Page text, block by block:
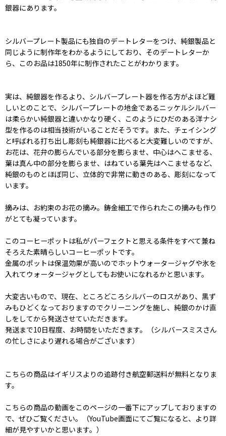
銀器にあります。
シルバープレート製品にも独自のデートレターをつけ、純銀製品と
同じように制作年をわかるようにしており、そのデートレターか
ら、このお品は1850年に制作されたことがわかります。
実は、純銀器を作るより、シルバープレート器を作る方がよほど難
しいとのことで、シルバープレートの地金であるニッケルシルバー
は柔らかい純銀器と違いかなり硬く、このようにひだのある洋ナシ
型を作るのは相当技術がいることだそうです。また、チェイシング
と呼ばれる打ち出し彫刻も純銀器に比べると大変難しいのですが、
お花は、花弁の膨らんでいる部分を膨らませ、中心はへこませる、
葉は真ん中の部分を膨らませ、はねている葉先はへこませるなど、
純銀のものとほぼ同じ、立体的で非常に動きのある、彫刻になって
います。
摘みは、お約束のお花の摘み。鋳金細工で作られたこの摘みも作り
がとても凝っています。
このコーヒーポットは私がパーフェクトと思える条件をすべて兼ね
そろえた素晴らしいコーヒーポットです。
金属のポットは保温効果が高いのでホットウォータージャグや氷を
入れてウォータージャグとしてもお使いになれるかと思います。
大変古いもので、現在、ところどころシルバーのロスがあり、黒ず
みもひどくなっておりますのでクリーニングを施し、純銀のかけ直
しをしてから発送させていただきます。
発送まで10日程度、お時間をいただきます。（シルバースミスさん
の忙しさにより遅れる場合がございます）
こちらの商品はイギリスよりの追跡付き航空郵送料が無料となりま
す。
こちらの商品の動画をこのページの一番下にアップしておりますの
で、ぜひご覧ください。（YouTube画面にてご覧になると、より詳
細が見やすいかと思います。）